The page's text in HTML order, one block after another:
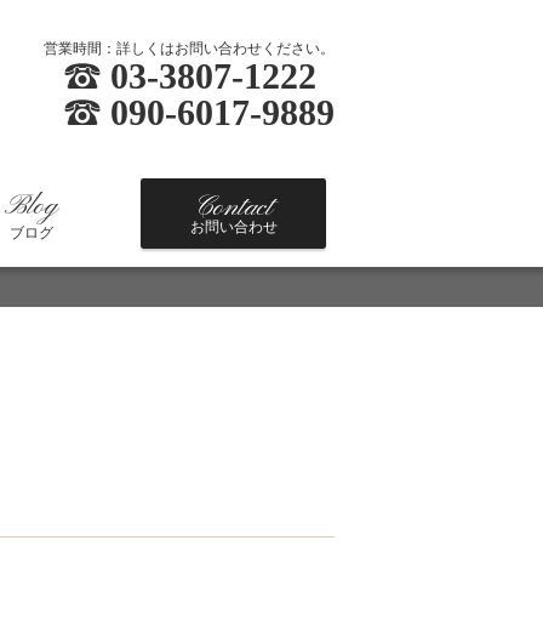
営業時間：詳しくはお問い合わせください。
03-3807-1222
090-6017-9889
Blog
ブログ
Contact
お問い合わせ